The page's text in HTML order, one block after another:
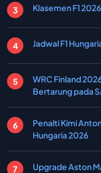
Klasemen F1
Jadwal F1
WRC Finland
Bertarung pada
Penalti Kimi
Hungaria 2026
Upgrade Aston